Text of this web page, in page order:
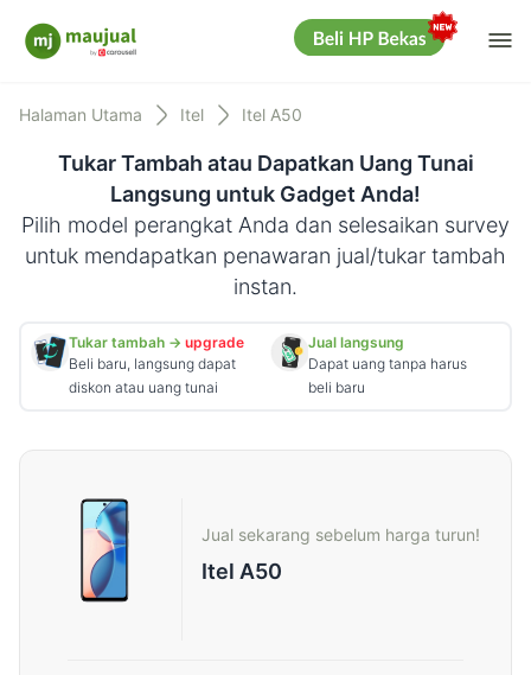
Maujual
Halaman Utama Itel Itel A50
Tukar Tambah atau Dapatkan Uang Tunai
Langsung untuk Gadget Anda!
Pilih model perangkat Anda dan selesaikan survey
untuk mendapatkan penawaran jual/tukar tambah
instan.
Tukar tambah → upgrade
Beli baru, langsung dapat
diskon atau uang tunai
Jual langsung
Dapat uang tanpa harus
beli baru
Jual sekarang sebelum harga turun!
Itel A50